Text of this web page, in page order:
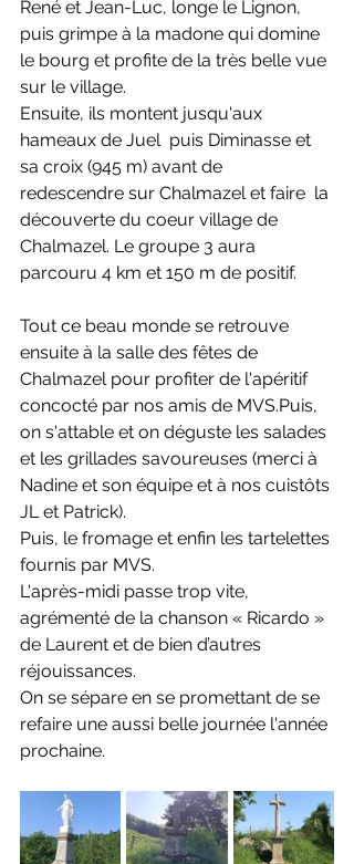
René et Jean-Luc, longe le Lignon,
puis grimpe à la madone qui domine
le bourg et profite de la très belle vue
sur le village.
Ensuite, ils montent jusqu'aux
hameaux de Juel  puis Diminasse et
sa croix (945 m) avant de
redescendre sur Chalmazel et faire  la
découverte du coeur village de
Chalmazel. Le groupe 3 aura
parcouru 4 km et 150 m de positif.
Tout ce beau monde se retrouve
ensuite à la salle des fêtes de
Chalmazel pour profiter de l'apéritif
concocté par nos amis de MVS.Puis,
on s'attable et on déguste les salades
et les grillades savoureuses (merci à
Nadine et son équipe et à nos cuistôts
JL et Patrick).
Puis, le fromage et enfin les tartelettes
fournis par MVS.
L'après-midi passe trop vite,
agrémenté de la chanson « Ricardo »
de Laurent et de bien d’autres
réjouissances.
On se sépare en se promettant de se
refaire une aussi belle journée l'année
prochaine.